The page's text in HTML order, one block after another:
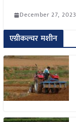
December 27, 2023
एग्रीकल्चर मशीन